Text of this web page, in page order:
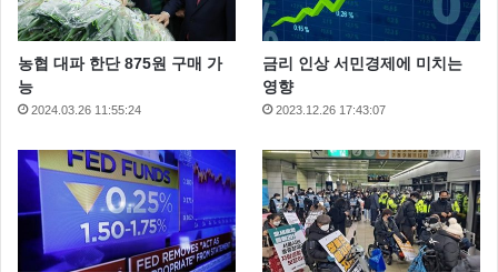
농협 대파 한단 875원 구매 가
능
2024.03.26 11:55:24
금리 인상 서민경제에 미치는
영향
2023.12.26 17:43:07